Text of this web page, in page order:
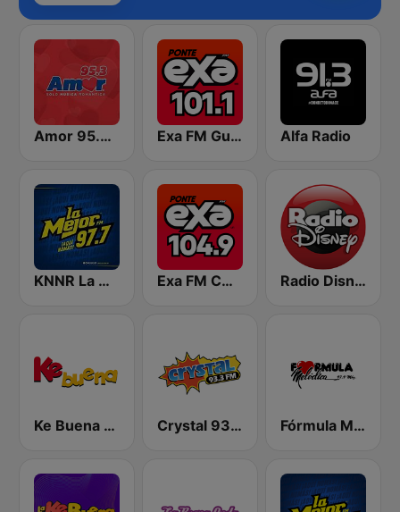
Amor 95.3 FM Exa FM Guadalajara Alfa Radio
KNNR La Mejor 97.7 FM Exa FM CDMX Radio Disney México
Ke Buena 92.9 FM Crystal 93.3 FM Fórmula Melódica